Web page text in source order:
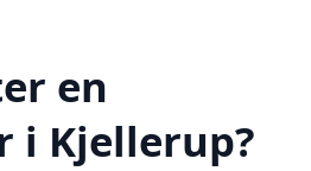
en
i Kjellerup?